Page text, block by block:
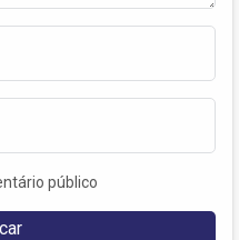
público